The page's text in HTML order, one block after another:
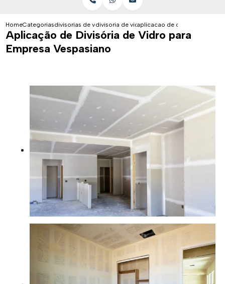
HomeCategoriasdivisorias de vidrodivisoria de vidro para empresa
aplicacao de divisoria de
Aplicação de Divisória de Vidro para
Empresa Vespasiano